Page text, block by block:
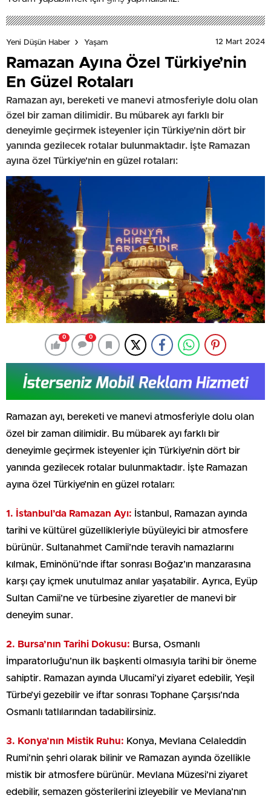
Yeni Düşün Haber Yaşam 12 Mart 2024
Ramazan Ayına Özel Türkiye’nin
En Güzel Rotaları
Ramazan ayı, bereketi ve manevi atmosferiyle dolu olan
özel bir zaman dilimidir. Bu mübarek ayı farklı bir
deneyimle geçirmek isteyenler için Türkiye'nin dört bir
yanında gezilecek rotalar bulunmaktadır. İşte Ramazan
ayına özel Türkiye'nin en güzel rotaları:
0 0
Ramazan ayı, bereketi ve manevi atmosferiyle dolu olan
özel bir zaman dilimidir. Bu mübarek ayı farklı bir
deneyimle geçirmek isteyenler için Türkiye’nin dört bir
yanında gezilecek rotalar bulunmaktadır. İşte Ramazan
ayına özel Türkiye’nin en güzel rotaları:
1. İstanbul’da Ramazan Ayı: İstanbul, Ramazan ayında
tarihi ve kültürel güzellikleriyle büyüleyici bir atmosfere
bürünür. Sultanahmet Camii’nde teravih namazlarını
kılmak, Eminönü’nde iftar sonrası Boğaz’ın manzarasına
karşı çay içmek unutulmaz anılar yaşatabilir. Ayrıca, Eyüp
Sultan Camii’ne ve türbesine ziyaretler de manevi bir
deneyim sunar.
2. Bursa’nın Tarihi Dokusu: Bursa, Osmanlı
İmparatorluğu’nun ilk başkenti olmasıyla tarihi bir öneme
sahiptir. Ramazan ayında Ulucami’yi ziyaret edebilir, Yeşil
Türbe’yi gezebilir ve iftar sonrası Tophane Çarşısı’nda
Osmanlı tatlılarından tadabilirsiniz.
3. Konya’nın Mistik Ruhu: Konya, Mevlana Celaleddin
Rumi’nin şehri olarak bilinir ve Ramazan ayında özellikle
mistik bir atmosfere bürünür. Mevlana Müzesi’ni ziyaret
edebilir, semazen gösterilerini izleyebilir ve Mevlana’nın